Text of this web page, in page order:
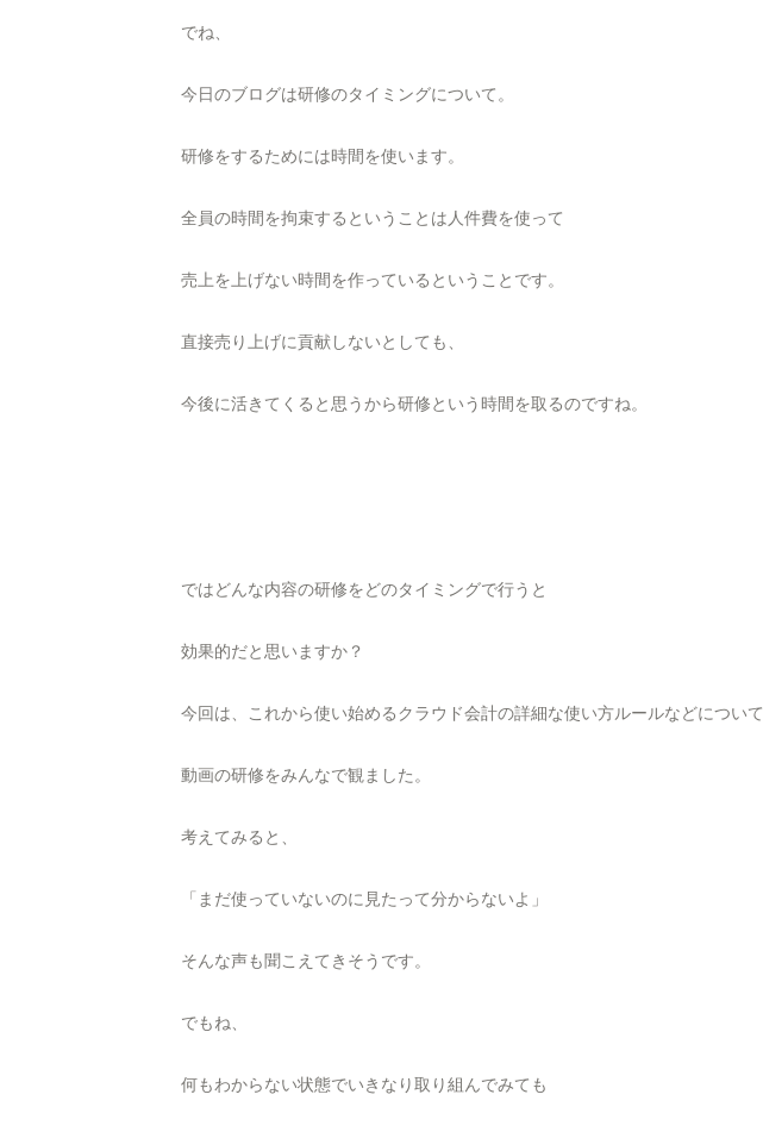
でね、
今日のブログは研修のタイミングについて。
研修をするためには時間を使います。
全員の時間を拘束するということは人件費を使って
売上を上げない時間を作っているということです。
直接売り上げに貢献しないとしても、
今後に活きてくると思うから研修という時間を取るのですね。
ではどんな内容の研修をどのタイミングで行うと
効果的だと思いますか？
今回は、これから使い始めるクラウド会計の詳細な使い方ルールなどについて
動画の研修をみんなで観ました。
考えてみると、
「まだ使っていないのに見たって分からないよ」
そんな声も聞こえてきそうです。
でもね、
何もわからない状態でいきなり取り組んでみても